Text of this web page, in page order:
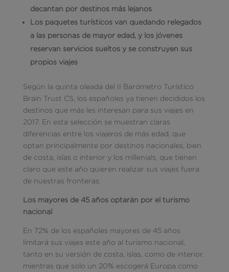
decantan por destinos más lejanos
Los paquetes turísticos van quedando relegados
a las personas de mayor edad, y los jóvenes
reservan servicios sueltos y se construyen sus
propios viajes
Según la quinta oleada del II Barómetro Turístico
Brain Trust CS, los españoles ya tienen decididos los
destinos que más les interesan para sus viajes en
2017. En esta selección se muestran claras
diferencias entre los viajeros de más edad, que
optan principalmente por destinos nacionales, bien
de costa, islas o interior y los millenials, que tienen
claro que este año quieren realizar sus viajes fuera
de nuestras fronteras.
Los mayores de 45 años optarán por el turismo
nacional
En 72% de los españoles mayores de 45 años
limitará sus viajes este año al turismo nacional,
tanto en su versión de costa, islas, como de interior,
mientras que solo un 20% escogerá Europa como